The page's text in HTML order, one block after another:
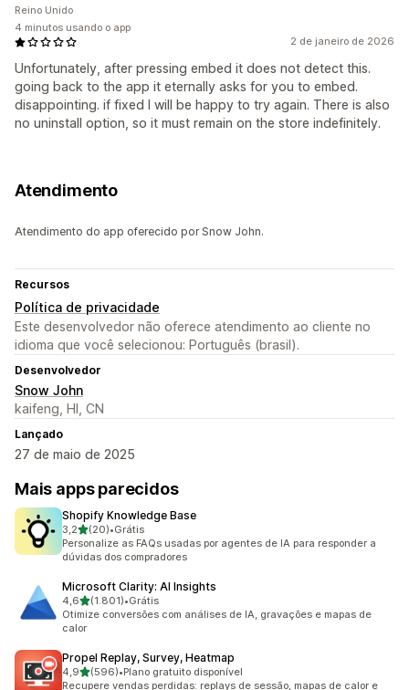
2 de janeiro de 2026
Unfortunately, after pressing embed it does not detect this.
going back to the app it eternally asks for you to embed.
disappointing. if fixed I will be happy to try again. There is also
no uninstall option, so it must remain on the store indefinitely.
Reino Unido
4 minutos usando o app
Atendimento
Atendimento do app oferecido por Snow John.
Recursos
Política de privacidade
Este desenvolvedor não oferece atendimento ao cliente no
idioma que você selecionou: Português (brasil).
Desenvolvedor
Snow John
kaifeng, HI, CN
Lançado
27 de maio de 2025
Mais apps parecidos
Shopify Knowledge Base
3,2de 5 estrelas
(20)
20 avaliações ao todo
•Grátis
Personalize as FAQs usadas por agentes de IA para responder a
dúvidas dos compradores
Microsoft Clarity: AI Insights
4,6de 5 estrelas
(1.801)
1801 avaliações ao todo
•Grátis
Otimize conversões com análises de IA, gravações e mapas de
calor
Propel Replay, Survey, Heatmap
4,9de 5 estrelas
(596)
596 avaliações ao todo
•Plano gratuito disponível
Recupere vendas perdidas: replays de sessão, mapas de calor e